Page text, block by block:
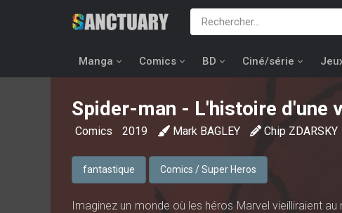
Manga Comics BD Ciné/série
Spider-man - L'histoire d'une
Comics 2019 Mark BAGLEY Chip ZDARSKY
fantastique Comics / Super Heros
Imaginez un monde où les héros Marvel vieilliraient